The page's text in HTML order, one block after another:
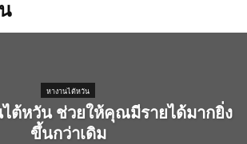
หางานไต้หวัน
ต้หวัน ช่วยให้คุณมีรายได้มากยิ่ง
ขึ้นกว่าเดิม